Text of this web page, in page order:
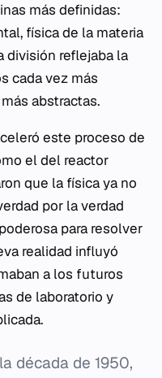
más definidas:
física de la materia
división reflejaba la
cada vez más
abstractas.
este proceso de
el del reactor
que la física ya no
por la verdad
para resolver
realidad influyó
a los futuros
de laboratorio y
década de 1950,